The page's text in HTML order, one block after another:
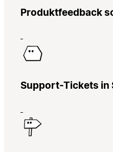
Produktfeedback
Support-Tickets in